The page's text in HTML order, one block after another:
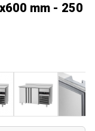
mm - 250